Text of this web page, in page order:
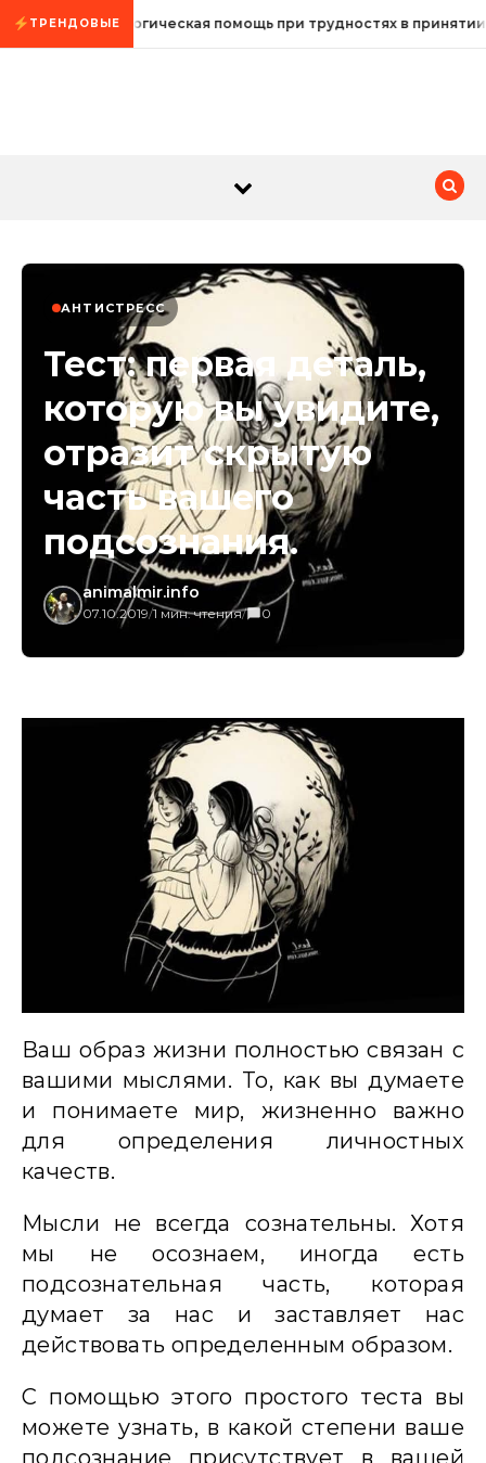
Промотать к содержимому
ТРЕНДОВЫЕ
Психологическая помощь при трудностях в
АНТИСТРЕСС
Тест: первая деталь,
которую вы увидите,
отразит скрытую
часть вашего
подсознания.
animalmir.info
07.10.2019/1 мин. чтения/ 0
Ваш образ жизни полностью связан с
вашими мыслями. То, как вы думаете
и понимаете мир, жизненно важно
для определения личностных
качеств.
Мысли не всегда сознательны. Хотя
мы не осознаем, иногда есть
подсознательная часть, которая
думает за нас и заставляет нас
действовать определенным образом.
С помощью этого простого теста вы
можете узнать, в какой степени ваше
подсознание присутствует в вашей